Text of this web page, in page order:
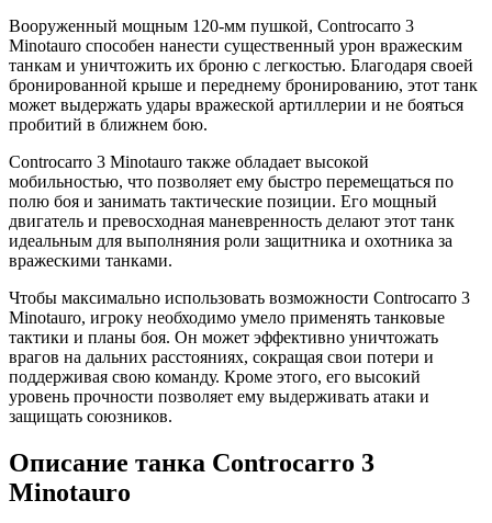
Вооруженный мощным 120-мм пушкой, Controcarro 3
Minotauro способен нанести существенный урон вражеским
танкам и уничтожить их броню с легкостью. Благодаря своей
бронированной крыше и переднему бронированию, этот танк
может выдержать удары вражеской артиллерии и не бояться
пробитий в ближнем бою.
Controcarro 3 Minotauro также обладает высокой
мобильностью, что позволяет ему быстро перемещаться по
полю боя и занимать тактические позиции. Его мощный
двигатель и превосходная маневренность делают этот танк
идеальным для выполняния роли защитника и охотника за
вражескими танками.
Чтобы максимально использовать возможности Controcarro 3
Minotauro, игроку необходимо умело применять танковые
тактики и планы боя. Он может эффективно уничтожать
врагов на дальних расстояниях, сокращая свои потери и
поддерживая свою команду. Кроме этого, его высокий
уровень прочности позволяет ему выдерживать атаки и
защищать союзников.
Описание танка Controcarro 3
Minotauro